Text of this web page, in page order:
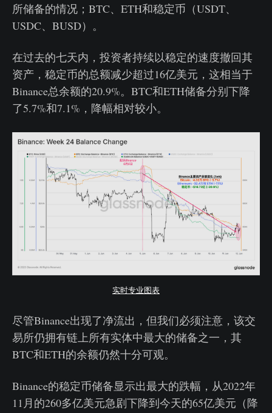
所储备的情况；BTC、ETH和稳定币（USDT、
USDC、BUSD）。
在过去的七天内，投资者持续以稳定的速度撤回其
资产，稳定币的总额减少超过16亿美元，这相当于
Binance总余额的20.9%。BTC和ETH储备分别下降
了5.7%和7.1%，降幅相对较小。
实时专业图表
尽管Binance出现了净流出，但我们必须注意，该交
易所仍拥有链上所有实体中最大的储备之一，其
BTC和ETH的余额仍然十分可观。
Binance的稳定币储备显示出最大的跌幅，从2022年
11月的260多亿美元急剧下降到今天的65亿美元（降